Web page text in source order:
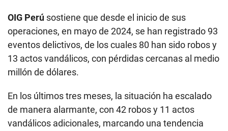
OIG Perú sostiene que desde el inicio de sus
operaciones, en mayo de 2024, se han registrado 93
eventos delictivos, de los cuales 80 han sido robos y
13 actos vandálicos, con pérdidas cercanas al medio
millón de dólares.
En los últimos tres meses, la situación ha escalado
de manera alarmante, con 42 robos y 11 actos
vandálicos adicionales, marcando una tendencia